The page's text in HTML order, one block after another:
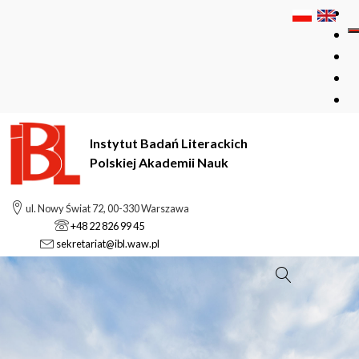
Instytut Badań Literackich
Polskiej Akademii Nauk
ul. Nowy Świat 72, 00-330 Warszawa
+48 22 826 99 45
sekretariat@ibl.waw.pl
Szukaj